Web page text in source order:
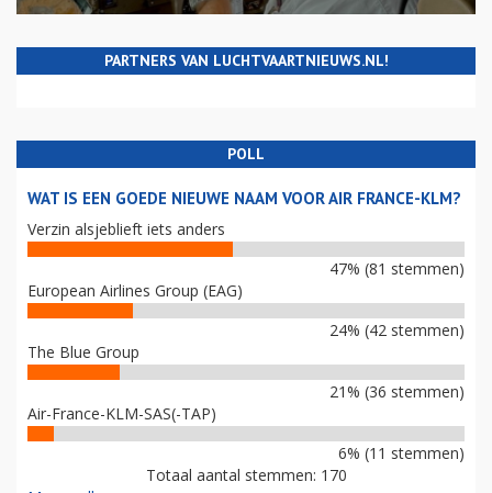
PARTNERS VAN LUCHTVAARTNIEUWS.NL!
POLL
WAT IS EEN GOEDE NIEUWE NAAM VOOR AIR FRANCE-KLM?
Verzin alsjeblieft iets anders
47% (81 stemmen)
European Airlines Group (EAG)
24% (42 stemmen)
The Blue Group
21% (36 stemmen)
Air-France-KLM-SAS(-TAP)
6% (11 stemmen)
Totaal aantal stemmen: 170